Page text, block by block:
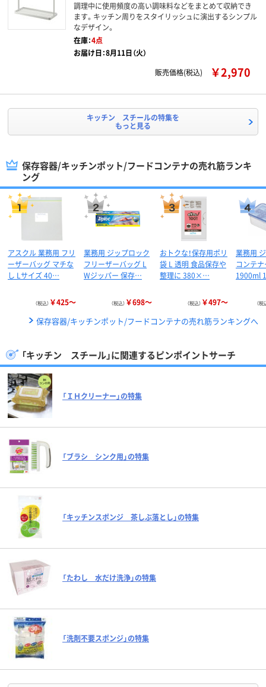
調理中に使用頻度の高い調味料などをまとめて収納でき
ます。キッチン周りをスタイリッシュに演出するシンプル
なデザイン。
在庫：4点
お届け日：8月11日（火）
販売価格(税込)
￥2,970
キッチン スチールの特集を
もっと見る
保存容器/キッチンポット/フードコンテナの売れ筋ランキ
ング
アスクル 業務用 フリ
ーザーバッグ マチな
し Lサイズ 40…
（税込） ￥425～
業務用 ジップロック
フリーザーバッグ L
Wジッパー 保存…
（税込） ￥698～
おトクな！保存用ポリ
袋 L 透明 食品保存や
整理に 380×…
（税込） ￥497～
業務用
コンテ
1900ml
（税
保存容器/キッチンポット/フードコンテナの売れ筋ランキングへ
「キッチン スチール」に関連するピンポイントサーチ
「ＩＨクリーナー」の特集
「ブラシ シンク用」の特集
「キッチンスポンジ 茶しぶ落とし」の特集
「たわし 水だけ洗浄」の特集
「洗剤不要スポンジ」の特集